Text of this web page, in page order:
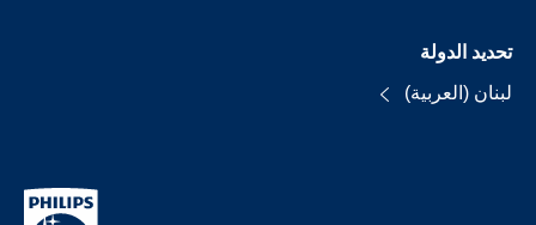
تحديد الدولة
لبنان (العربية)